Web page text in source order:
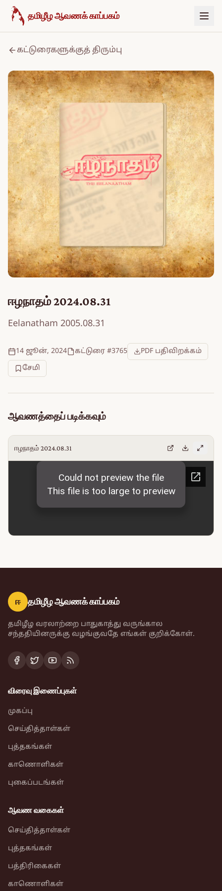
உள்ளடக்கத்திற்குச் செல்க
தமிழீழ ஆவணக் காப்பகம்
கட்டுரைகளுக்குத் திரும்பு
ஈழநாதம் 2024.08.31
Eelanatham 2005.08.31
14 ஜூன், 2024 கட்டுரை #3765
PDF பதிவிறக்கம்
சேமி
ஆவணத்தைப் படிக்கவும்
ஈழநாதம் 2024.08.31
ஈ தமிழீழ ஆவணக் காப்பகம்
தமிழீழ வரலாற்றை பாதுகாத்து வருங்கால
சந்ததியினருக்கு வழங்குவதே எங்கள் குறிக்கோள்.
விரைவு இணைப்புகள்
முகப்பு
செய்தித்தாள்கள்
புத்தகங்கள்
காணொளிகள்
புகைப்படங்கள்
ஆவண வகைகள்
செய்தித்தாள்கள்
புத்தகங்கள்
பத்திரிகைகள்
காணொளிகள்